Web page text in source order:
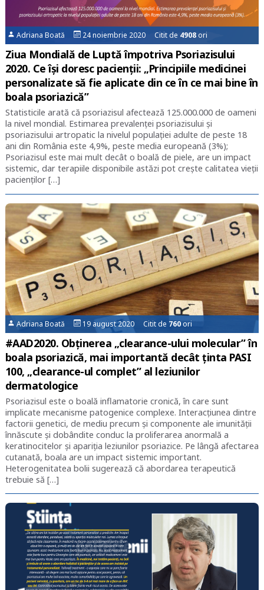
Adriana Boată 24 noiembrie 2020 Citit de 4908ori
Ziua Mondială de Luptă împotriva Psoriazisului
2020. Ce își doresc pacienții: „Principiile medicinei
personalizate să fie aplicate din ce în ce mai bine în
boala psoriazică”
Statisticile arată că psoriazisul afectează 125.000.000 de oameni
la nivel mondial. Estimarea prevalenței psoriazisului și
psoriazisului artropatic la nivelul populației adulte de peste 18
ani din România este 4,9%, peste media europeană (3%);
Psoriazisul este mai mult decât o boală de piele, are un impact
sistemic, dar terapiile disponibile astăzi pot crește calitatea vieții
pacienților […]
Adriana Boată 19 august 2020 Citit de 760ori
#AAD2020. Obținerea „clearance-ului molecular” în
boala psoriazică, mai importantă decât ținta PASI
100, „clearance-ul complet” al leziunilor
dermatologice
Psoriazisul este o boală inflamatorie cronică, în care sunt
implicate mecanisme patogenice complexe. Interacțiunea dintre
factorii genetici, de mediu precum și componente ale imunității
înnăscute și dobândite conduc la proliferarea anormală a
keratinocitelor și apariția leziunilor psoriazice. Pe lângă afectarea
cutanată, boala are un impact sistemic important.
Heterogenitatea bolii sugerează că abordarea terapeutică
trebuie să […]